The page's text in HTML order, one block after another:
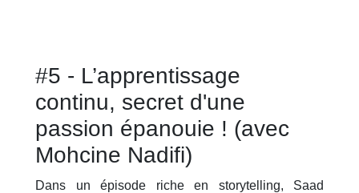
#5 - L’apprentissage
continu, secret d'une
passion épanouie ! (avec
Mohcine Nadifi)
Dans un épisode riche en storytelling, Saad